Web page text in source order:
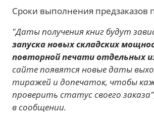
Сроки выполнения предзаказов
"Даты получения книг будут
запуска новых складских
повторной печати отдельных
сайте появятся новые даты
тиражей и допечаток, чтобы
проверить статус своего
в сообщении.